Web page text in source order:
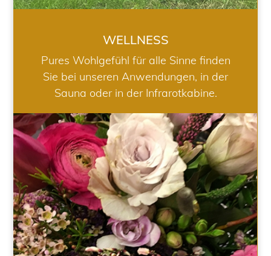
WELLNESS
Pures Wohlgefühl für alle Sinne finden
Sie bei unseren Anwendungen, in der
Sauna oder in der Infrarotkabine.
HOCHZEIT